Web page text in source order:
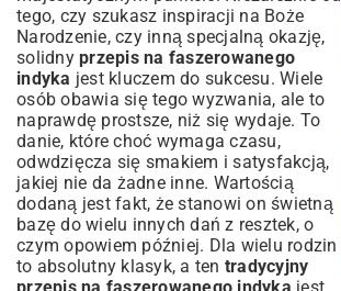
Przygotować Indyka do Pieczenia
Przygotowanie indyka przed
faszerowaniem
Techniki faszerowania dla soczystego
mięsa
Prawidłowe związanie indyka
Sztuka Pieczenia Indyka – Temperatura,
Czas i Sekrety Soczystości
Optymalna temperatura i czas pieczenia
Jak uniknąć wysuszenia indyka?
Odpoczynek indyka po upieczeniu
Idealne Dodatki do Faszerowanego
tego, czy szukasz inspiracji na Boże
Narodzenie, czy inną specjalną okazję,
solidny przepis na faszerowanego
indyka jest kluczem do sukcesu. Wiele
osób obawia się tego wyzwania, ale to
naprawdę prostsze, niż się wydaje. To
danie, które choć wymaga czasu,
odwdzięcza się smakiem i satysfakcją,
jakiej nie da żadne inne. Wartością
dodaną jest fakt, że stanowi on świetną
bazę do wielu innych dań z resztek, o
czym opowiem później. Dla wielu rodzin
to absolutny klasyk, a ten tradycyjny